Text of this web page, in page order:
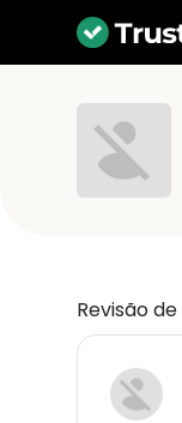
Revisão de